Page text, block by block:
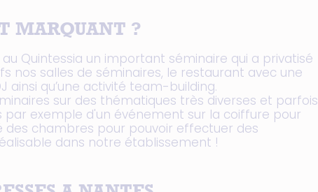
MARQUANT ?
Quintessia un important séminaire qui a privatisé
nos salles de séminaires, le restaurant avec une
ainsi qu’une activité team-building.
sur des thématiques très diverses et parfois
par exemple d'un événement sur la coiffure pour
des chambres pour pouvoir effectuer des
dans notre établissement !